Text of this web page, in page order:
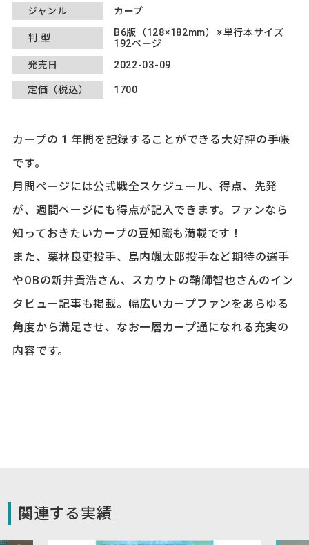
ジャンル カープ
判型
B6版（128×182mm）※単行本サイズ
192ページ
発売日
2022-03-09
定価（税込） 1700
カープの 1 年間を記録することができる大好評の手帳
です。
月間ページには公式戦全スケジュール、得点、先発
が、週間ページにも得点が記入できます。ファンなら
知っておきたいカープの豆知識も満載です！
また、栗林良吏投手、島内颯太郎投手など期待の選手
やOBの新井貴浩さん、スカウトの鞘師智也さんのイン
タビュー記事も掲載。幅広いカープファンをあらゆる
角度から満足させ、なお一層カープ通になれる充実の
内容です。
関連する実績